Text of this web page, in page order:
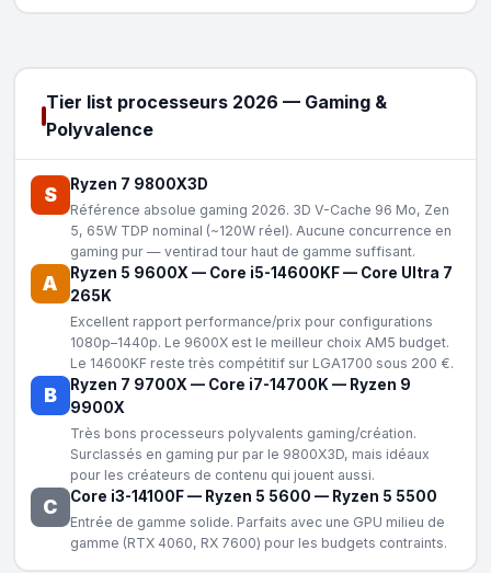
Tier list processeurs 2026 — Gaming &
Polyvalence
S Ryzen 7 9800X3D
Référence absolue gaming 2026. 3D V-Cache 96 Mo, Zen
5, 65W TDP nominal (~120W réel). Aucune concurrence en
gaming pur — ventirad tour haut de gamme suffisant.
A Ryzen 5 9600X — Core i5-14600KF— Core Ultra 7
265K
Excellent rapport performance/prix pour configurations
1080p–1440p. Le 9600X est le meilleur choix AM5 budget.
Le 14600KF reste très compétitif sur LGA1700 sous 200 €.
B Ryzen 7 9700X — Core i7-14700K — Ryzen 9
9900X
Très bons processeurs polyvalents gaming/création.
Surclassés en gaming pur par le 9800X3D, mais idéaux
pour les créateurs de contenu qui jouent aussi.
C Core i3-14100F— Ryzen 5 5600 — Ryzen 5 5500
Entrée de gamme solide. Parfaits avec une GPU milieu de
gamme (RTX 4060, RX 7600) pour les budgets contraints.